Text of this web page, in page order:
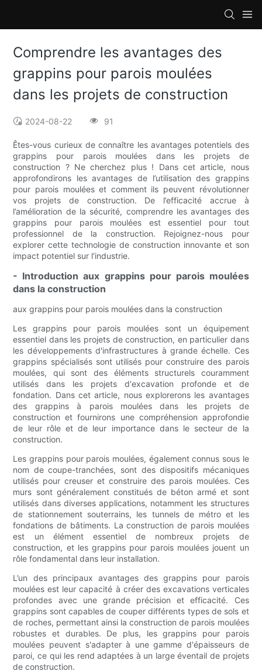
Comprendre les avantages des
grappins pour parois moulées
dans les projets de construction
2024-08-22 91
Êtes-vous curieux de connaître les avantages potentiels des
grappins pour parois moulées dans les projets de
construction ? Ne cherchez plus ! Dans cet article, nous
approfondirons les avantages de l’utilisation des grappins
pour parois moulées et comment ils peuvent révolutionner
vos projets de construction. De l’efficacité accrue à
l’amélioration de la sécurité, comprendre les avantages des
grappins pour parois moulées est essentiel pour tout
professionnel de la construction. Rejoignez-nous pour
explorer cette technologie de construction innovante et son
impact potentiel sur l'industrie.
- Introduction aux grappins pour parois moulées
dans la construction
aux grappins pour parois moulées dans la construction
Les grappins pour parois moulées sont un équipement
essentiel dans les projets de construction, en particulier dans
les développements d'infrastructures à grande échelle. Ces
grappins spécialisés sont utilisés pour construire des parois
moulées, qui sont des éléments structurels couramment
utilisés dans les projets d'excavation profonde et de
fondation. Dans cet article, nous explorerons les avantages
des grappins à parois moulées dans les projets de
construction et fournirons une compréhension approfondie
de leur rôle et de leur importance dans le secteur de la
construction.
Les grappins pour parois moulées, également connus sous le
nom de coupe-tranchées, sont des dispositifs mécaniques
utilisés pour creuser et construire des parois moulées. Ces
murs sont généralement constitués de béton armé et sont
utilisés dans diverses applications, notamment les structures
de stationnement souterrains, les tunnels de métro et les
fondations de bâtiments. La construction de parois moulées
est un élément essentiel de nombreux projets de
construction, et les grappins pour parois moulées jouent un
rôle fondamental dans leur installation.
L’un des principaux avantages des grappins pour parois
moulées est leur capacité à créer des excavations verticales
profondes avec une grande précision et efficacité. Ces
grappins sont capables de couper différents types de sols et
de roches, permettant ainsi la construction de parois moulées
robustes et durables. De plus, les grappins pour parois
moulées peuvent s'adapter à une gamme d'épaisseurs de
paroi, ce qui les rend adaptées à un large éventail de projets
de construction.